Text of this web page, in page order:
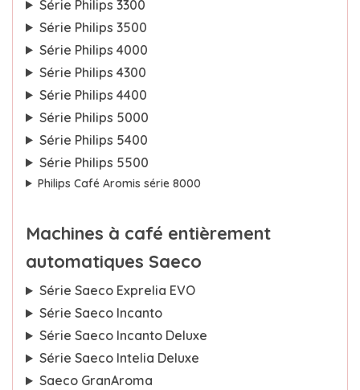
Série Philips 3300
Série Philips 3500
Série Philips 4000
Série Philips 4300
Série Philips 4400
Série Philips 5000
Série Philips 5400
Série Philips 5500
Philips Café Aromis série 8000
Machines à café entièrement
automatiques Saeco
Série Saeco Exprelia EVO
Série Saeco Incanto
Série Saeco Incanto Deluxe
Série Saeco Intelia Deluxe
Saeco GranAroma